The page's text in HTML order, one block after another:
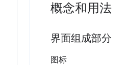
概念和用法
界面组成部分
图标